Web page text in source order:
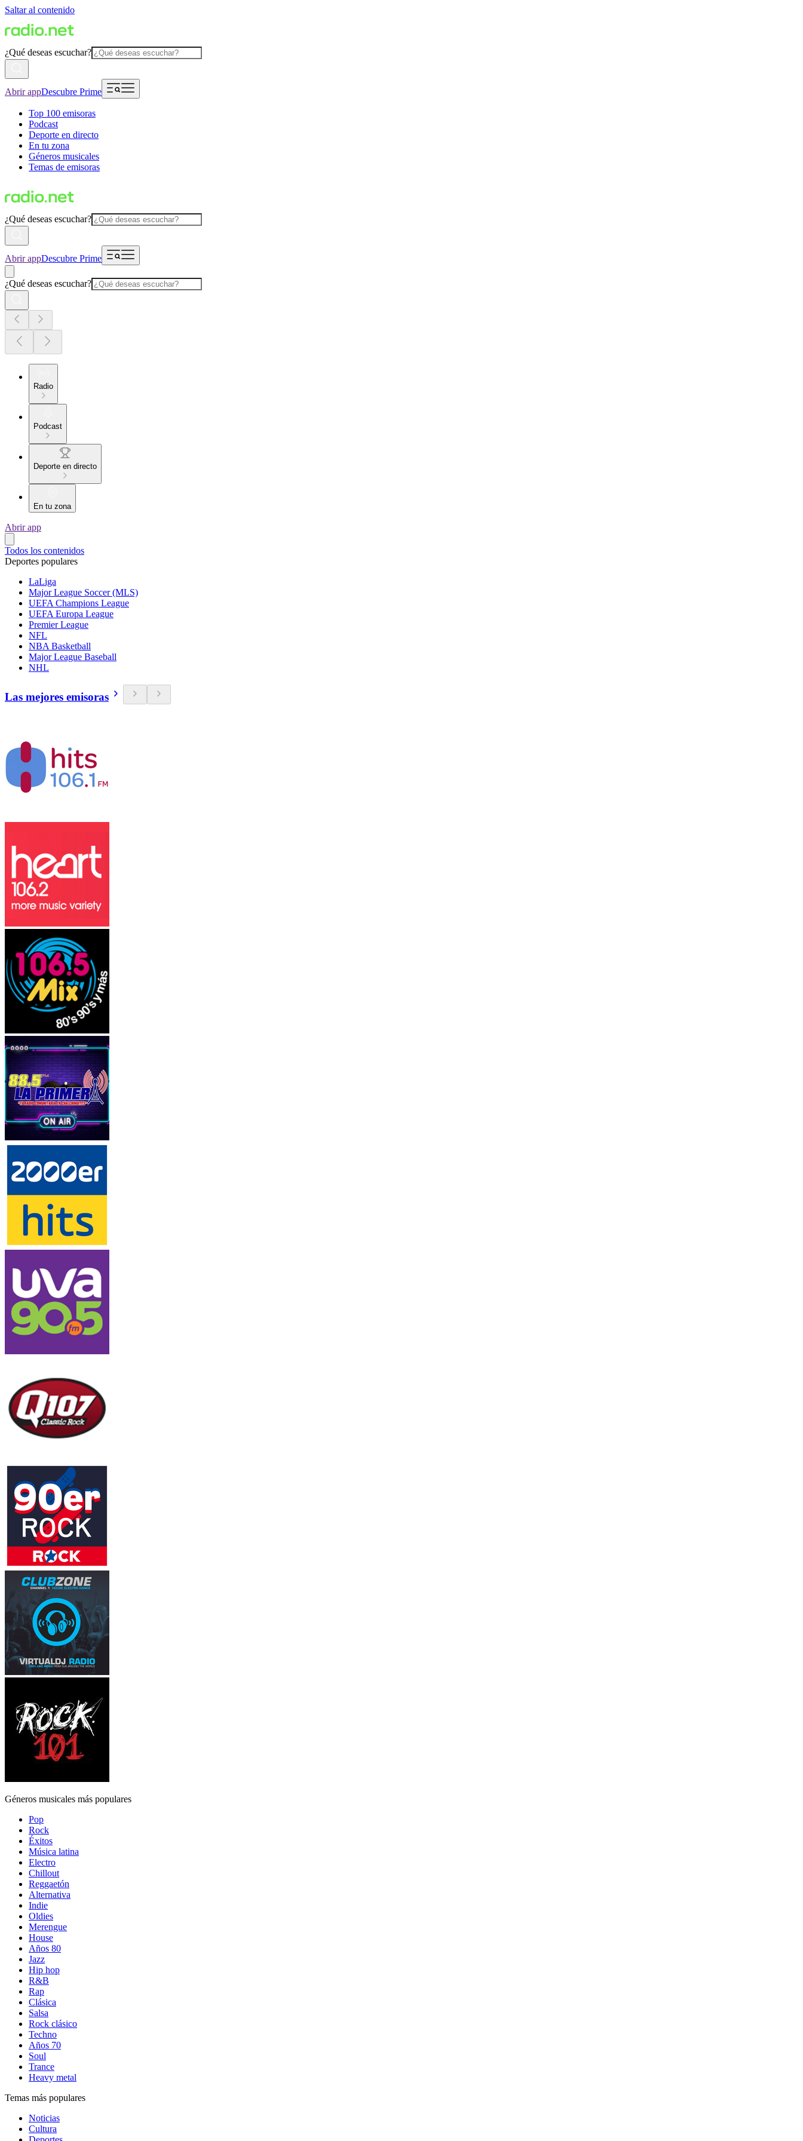
Saltar al contenido
¿Qué deseas escuchar?
Abrir appDescubre Prime
Top 100 emisoras
Podcast
Deporte en directo
En tu zona
Géneros musicales
Temas de emisoras
¿Qué deseas escuchar?
Abrir appDescubre Prime
¿Qué deseas escuchar?
Radio
Podcast
Deporte en directo
En tu zona
Abrir app
Todos los contenidos
Deportes populares
LaLiga
Major League Soccer (MLS)
UEFA Champions League
UEFA Europa League
Premier League
NFL
NBA Basketball
Major League Baseball
NHL
Las mejores emisoras
Géneros musicales más populares
Pop
Rock
Éxitos
Música latina
Electro
Chillout
Reggaetón
Alternativa
Indie
Oldies
Merengue
House
Años 80
Jazz
Hip hop
R&B
Rap
Clásica
Salsa
Rock clásico
Techno
Años 70
Soul
Trance
Heavy metal
Temas más populares
Noticias
Cultura